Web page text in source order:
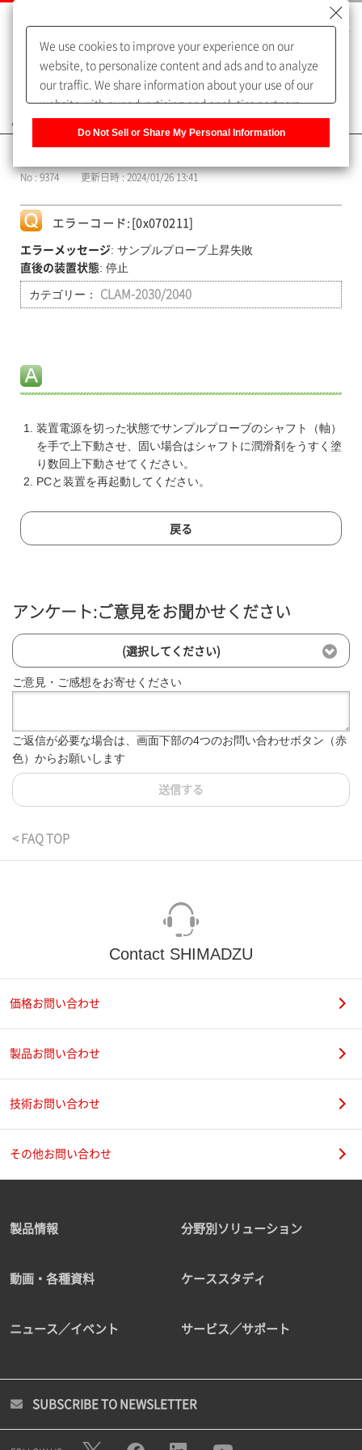
よくあるご質問（FAQ）
No : 9374 更新日時 : 2024/01/26 13:41
エラーコード:[0x070211]
エラーメッセージ: サンプルプローブ上昇失敗
直後の装置状態: 停止
カテゴリー： CLAM-2030/2040
装置電源を切った状態でサンプルプローブのシャフト（軸）
を手で上下動させ、固い場合はシャフトに潤滑剤をうすく塗
り数回上下動させてください。
PCと装置を再起動してください。
戻る
アンケート:ご意見をお聞かせください
(選択してください)
ご意見・ご感想をお寄せください
ご返信が必要な場合は、画面下部の4つのお問い合わせボタン（赤
色）からお願いします
送信する
< FAQ TOP
Contact SHIMADZU
価格お問い合わせ
製品お問い合わせ
技術お問い合わせ
その他お問い合わせ
製品情報 分野別ソリューション
動画・各種資料 ケーススタディ
ニュース／イベント サービス／サポート
SUBSCRIBE TO NEWSLETTER
We use cookies to improve your experience on our
website, to personalize content and ads and to analyze
our traffic. We share information about your use of our
website with our advertising and analytics partners,
of our sharing information about you with our partners.
Information] to customize your cookie settings on our
Do Not Sell or Share My Personal Information